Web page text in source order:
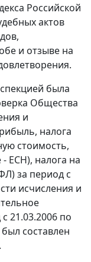
Российской
актов
и отзыве на
была
Общества
и
налога
стоимость,
ЕСН), налога на
за период с
исчисления и
21.03.2006 по
составлен